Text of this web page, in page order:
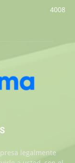
4008
legalmente